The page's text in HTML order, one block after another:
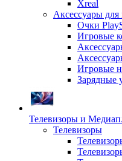
Xreal
Аксессуары для
Очки
Игровые
Игровые
Зарядные
Телевизоры и
Телевизоры